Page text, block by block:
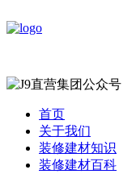
首页
关于我们
装修建材知识
装修建材百科